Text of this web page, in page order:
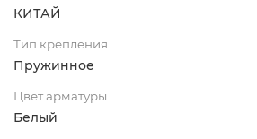
КИТАЙ
Тип крепления
Пружинное
Цвет арматуры
Белый